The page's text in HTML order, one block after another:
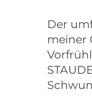
Der
meiner